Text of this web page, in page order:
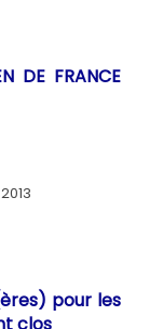
DE FRANCE
pour les
clos